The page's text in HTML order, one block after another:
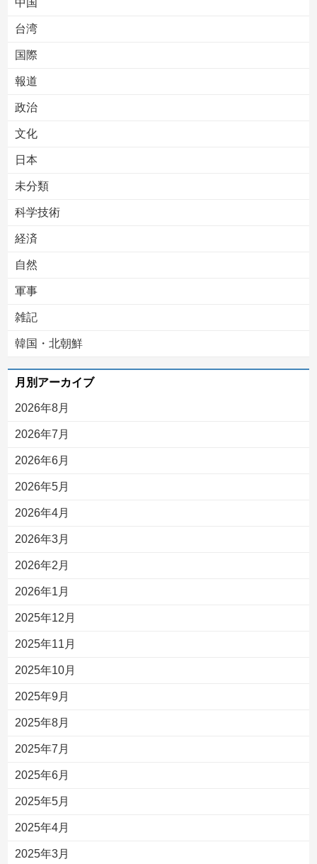
中国
台湾
国際
報道
政治
文化
日本
未分類
科学技術
経済
自然
軍事
雑記
韓国・北朝鮮
月別アーカイブ
2026年8月
2026年7月
2026年6月
2026年5月
2026年4月
2026年3月
2026年2月
2026年1月
2025年12月
2025年11月
2025年10月
2025年9月
2025年8月
2025年7月
2025年6月
2025年5月
2025年4月
2025年3月